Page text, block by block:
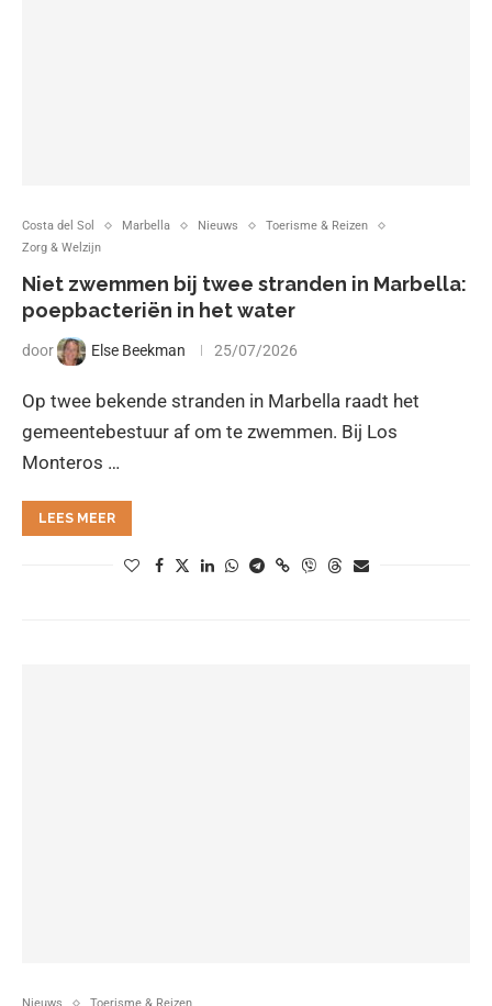
Costa del Sol Marbella Nieuws
Toerisme & Reizen
Zorg & Welzijn
Niet zwemmen bij twee stranden in Marbella:
poepbacteriën in het water
door Else Beekman 25/07/2026
Op twee bekende stranden in Marbella raadt het
gemeentebestuur af om te zwemmen. Bij Los
Monteros …
LEES MEER